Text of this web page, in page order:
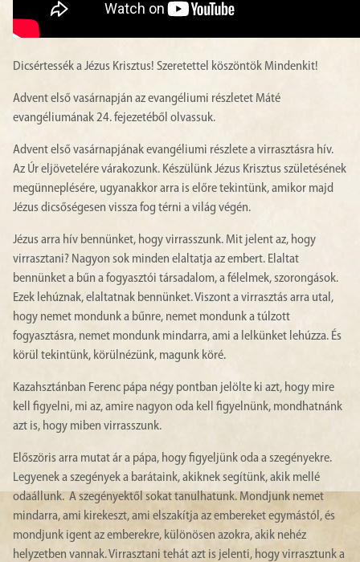
Dicsértessék a Jézus Krisztus! Szeretettel köszöntök Mindenkit!
Advent első vasárnapján az evangéliumi részletet Máté
evangéliumának 24. fejezetéből olvassuk.
Advent első vasárnapjának evangéliumi részlete a virrasztásra hív.
Az Úr eljövetelére várakozunk. Készülünk Jézus Krisztus születésének
megünneplésére, ugyanakkor arra is előre tekintünk, amikor majd
Jézus dicsőségesen vissza fog térni a világ végén.
Jézus arra hív bennünket, hogy virrasszunk. Mit jelent az, hogy
virrasztani? Nagyon sok minden elaltatja az embert. Elaltat
bennünket a bűn a fogyasztói társadalom, a félelmek, szorongások.
Ezek lehúznak, elaltatnak bennünket. Viszont a virrasztás arra utal,
hogy nemet mondunk a bűnre, nemet mondunk a túlzott
fogyasztásra, nemet mondunk mindarra, ami a lelkünket lehúzza. És
körül tekintünk, körülnézünk, magunk köré.
Kazahsztánban Ferenc pápa négy pontban jelölte ki azt, hogy mire
kell figyelni, mi az, amire nagyon oda kell figyelnünk, mondhatnánk
azt is, hogy miben virrasszunk.
Előszöris arra mutat ár a pápa, hogy figyeljünk oda a szegényekre.
Legyenek a szegények a barátaink, akiknek segítünk, akik mellé
odaállunk. A szegényektől sokat tanulhatunk. Mondjunk nemet
mindarra, ami kirekeszt, ami elszakítja az embereket egymástól, és
mondjunk igent az emberekre, különösen azokra, akik nehéz
helyzetben vannak. Virrasztani tehát azt is jelenti, hogy virrasztunk a